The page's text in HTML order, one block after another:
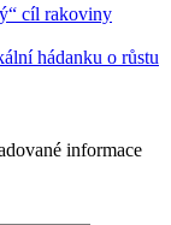
cíl rakoviny
hádanku o růstu
informace